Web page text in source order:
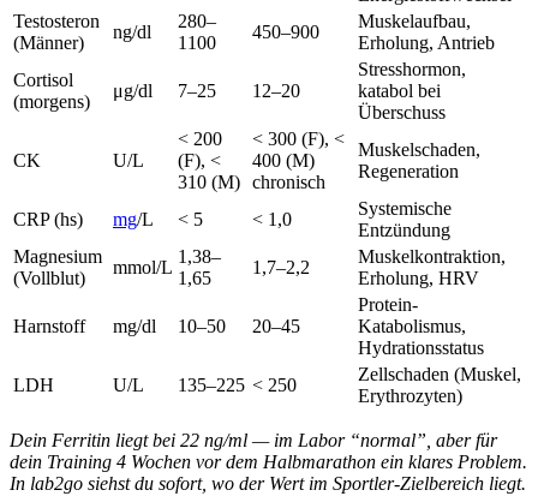
Testosteron
(Männer)
ng/dl
280–
1100
450–900
Muskelaufbau,
Erholung, Antrieb
Cortisol
(morgens)
μg/dl 7–25 12–20
Stresshormon,
katabol bei
Überschuss
CK U/L
< 200
(F), <
310 (M)
< 300 (F), <
400 (M)
chronisch
Muskelschaden,
Regeneration
CRP (hs) mg/L < 5 < 1,0
Systemische
Entzündung
Magnesium
(Vollblut)
mmol/L
1,38–
1,65
1,7–2,2
Muskelkontraktion,
Erholung, HRV
Harnstoff mg/dl 10–50 20–45
Protein-
Katabolismus,
Hydrationsstatus
LDH
U/L 135–225 < 250
Zellschaden (Muskel,
Erythrozyten)
Dein Ferritin liegt bei 22 ng/ml — im Labor “normal”, aber für
dein Training 4 Wochen vor dem Halbmarathon ein klares Problem.
In lab2go siehst du sofort, wo der Wert im Sportler-Zielbereich liegt.